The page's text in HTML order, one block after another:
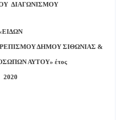
ΔΙΑΓΩΝΙΣΜΟΥ
ΔΗΜΟΥ ΣΙΘΩΝΙΑΣ &
ΑΥΤΟΥ» έτος
2020